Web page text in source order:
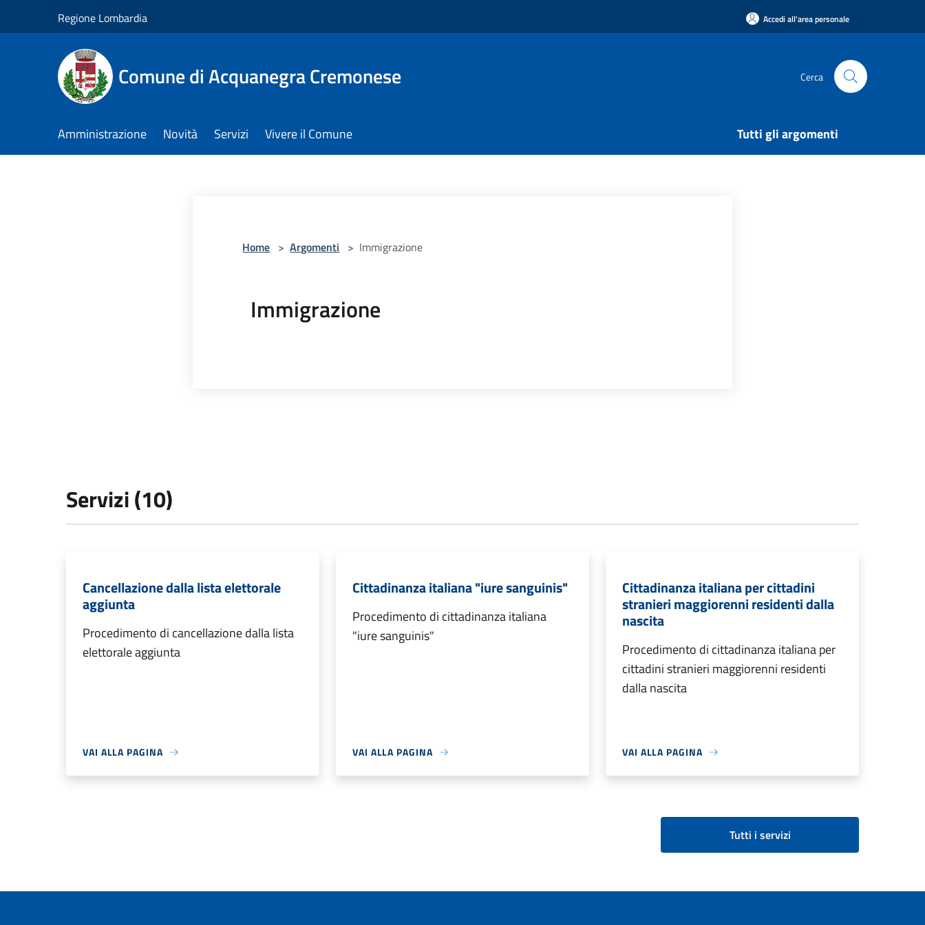
Regione Lombardia Accedi all'area personale
Comune di Acquanegra Cremonese Cerca
Amministrazione Novità Servizi Vivere il Comune Tutti gli argomenti
Home > Argomenti > Immigrazione
Immigrazione
Servizi (10)
Cancellazione dalla lista elettorale
aggiunta
Procedimento di cancellazione dalla lista
elettorale aggiunta
VAI ALLA PAGINA
Cittadinanza italiana "iure sanguinis"
Procedimento di cittadinanza italiana
"iure sanguinis"
VAI ALLA PAGINA
Cittadinanza italiana per cittadini
stranieri maggiorenni residenti dalla
nascita
Procedimento di cittadinanza italiana per
cittadini stranieri maggiorenni residenti
dalla nascita
VAI ALLA PAGINA
Tutti i servizi